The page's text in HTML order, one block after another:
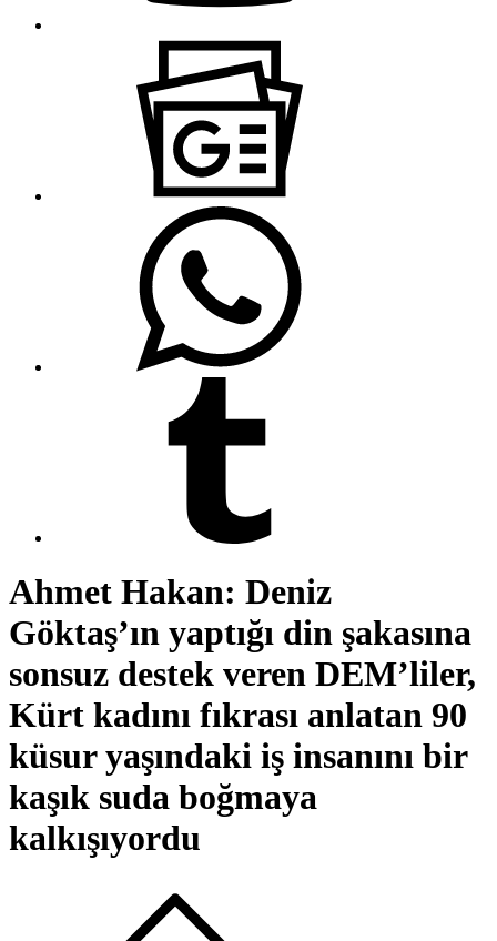
Ahmet Hakan: Deniz
Göktaş’ın yaptığı din şakasına
sonsuz destek veren DEM’liler,
Kürt kadını fıkrası anlatan 90
küsur yaşındaki iş insanını bir
kaşık suda boğmaya
kalkışıyordu